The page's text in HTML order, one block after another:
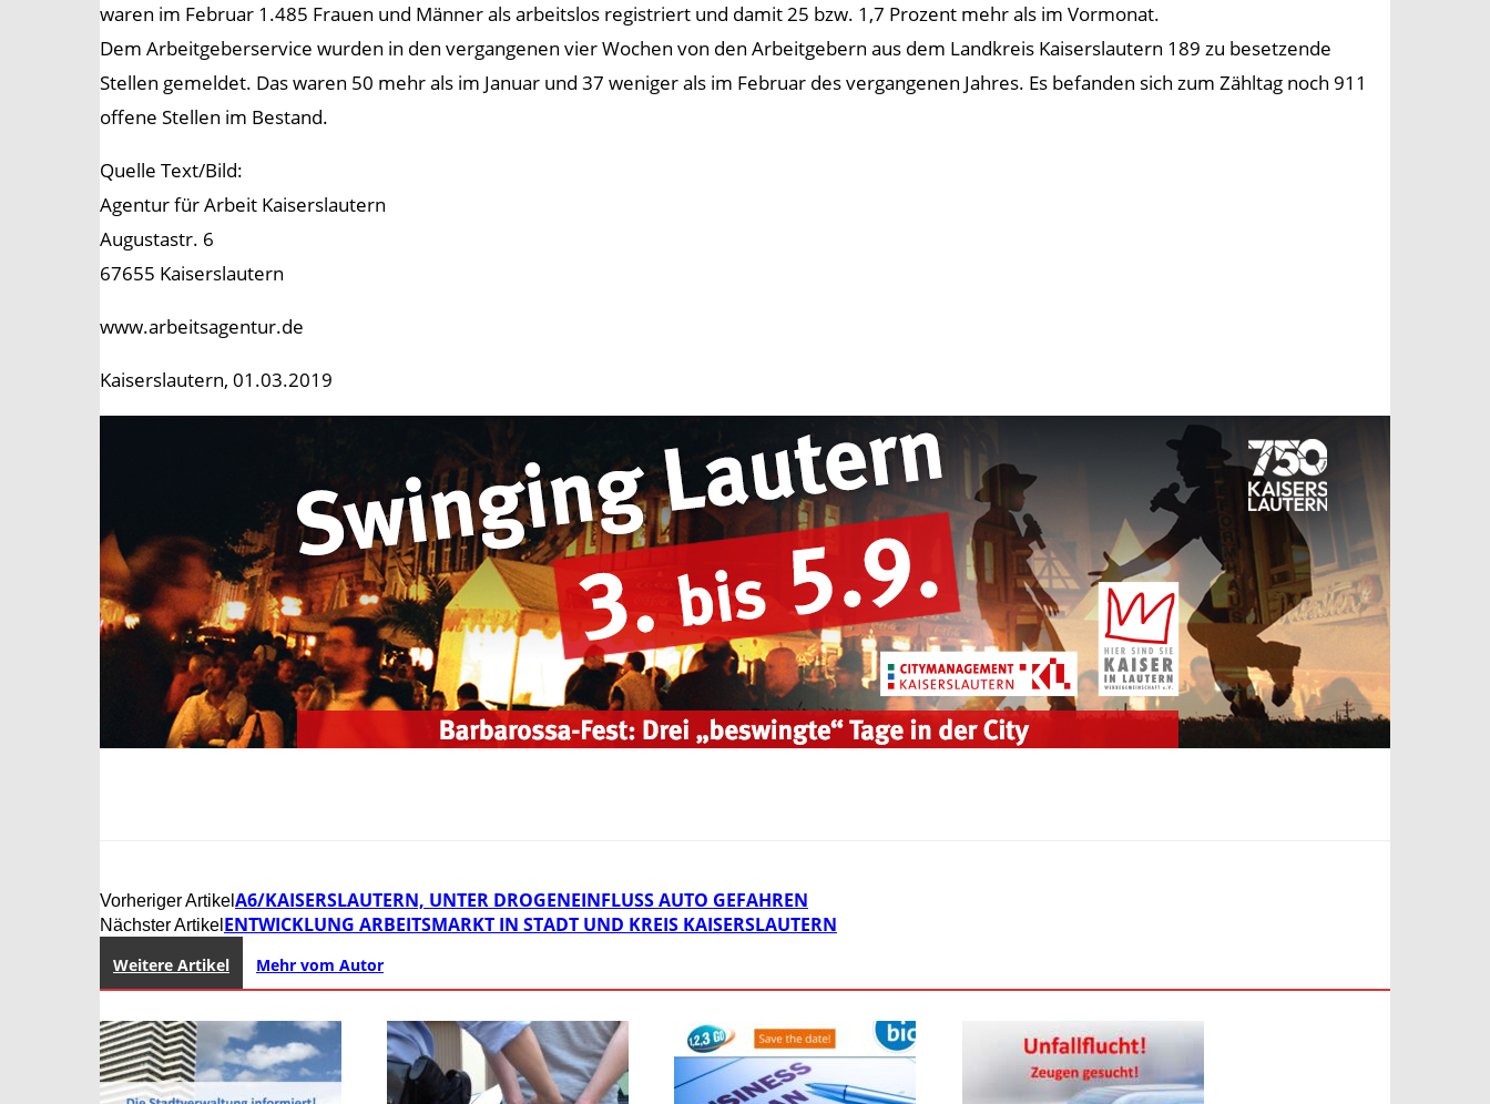
waren im Februar 1.485 Frauen und Männer als arbeitslos registriert und damit 25 bzw. 1,7 Prozent mehr als im Vormonat.
Dem Arbeitgeberservice wurden in den vergangenen vier Wochen von den Arbeitgebern aus dem Landkreis Kaiserslautern 189 zu besetzende
Stellen gemeldet. Das waren 50 mehr als im Januar und 37 weniger als im Februar des vergangenen Jahres. Es befanden sich zum Zähltag noch 911
offene Stellen im Bestand.
Quelle Text/Bild:
Agentur für Arbeit Kaiserslautern
Augustastr. 6
67655 Kaiserslautern
www.arbeitsagentur.de
Kaiserslautern, 01.03.2019
Vorheriger Artikel A6/KAISERSLAUTERN, UNTER DROGENEINFLUSS AUTO GEFAHREN
Nächster Artikel ENTWICKLUNG ARBEITSMARKT IN STADT UND KREIS KAISERSLAUTERN
Weitere Artikel Mehr vom Autor